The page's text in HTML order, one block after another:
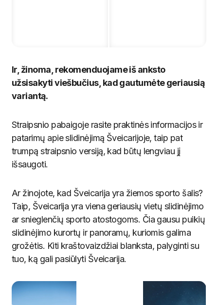
Ir, žinoma, rekomenduojame iš anksto
užsisakyti viešbučius, kad gautumėte geriausią
variantą.
Straipsnio pabaigoje rasite praktinės informacijos ir
patarimų apie slidinėjimą Šveicarijoje, taip pat
trumpą straipsnio versiją, kad būtų lengviau jį
išsaugoti.
Ar žinojote, kad Šveicarija yra žiemos sporto šalis?
Taip, Šveicarija yra viena geriausių vietų slidinėjimo
ar snieglenčių sporto atostogoms. Čia gausu puikių
slidinėjimo kurortų ir panoramų, kuriomis galima
grožėtis. Kiti kraštovaizdžiai blanksta, palyginti su
tuo, ką gali pasiūlyti Šveicarija.